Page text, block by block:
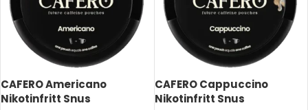
CAFERO Americano
Nikotinfritt Snus
CAFERO Cappuccino
Nikotinfritt Snus